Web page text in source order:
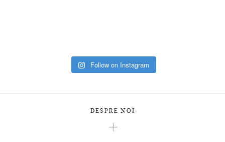
Follow on Instagram
DESPRE NOI